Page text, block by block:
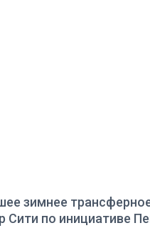
зимнее
Сити по инициативе